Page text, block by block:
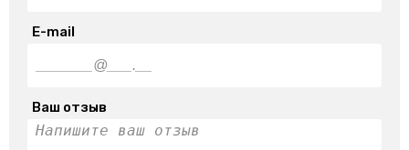
E-mail
Ваш отзыв